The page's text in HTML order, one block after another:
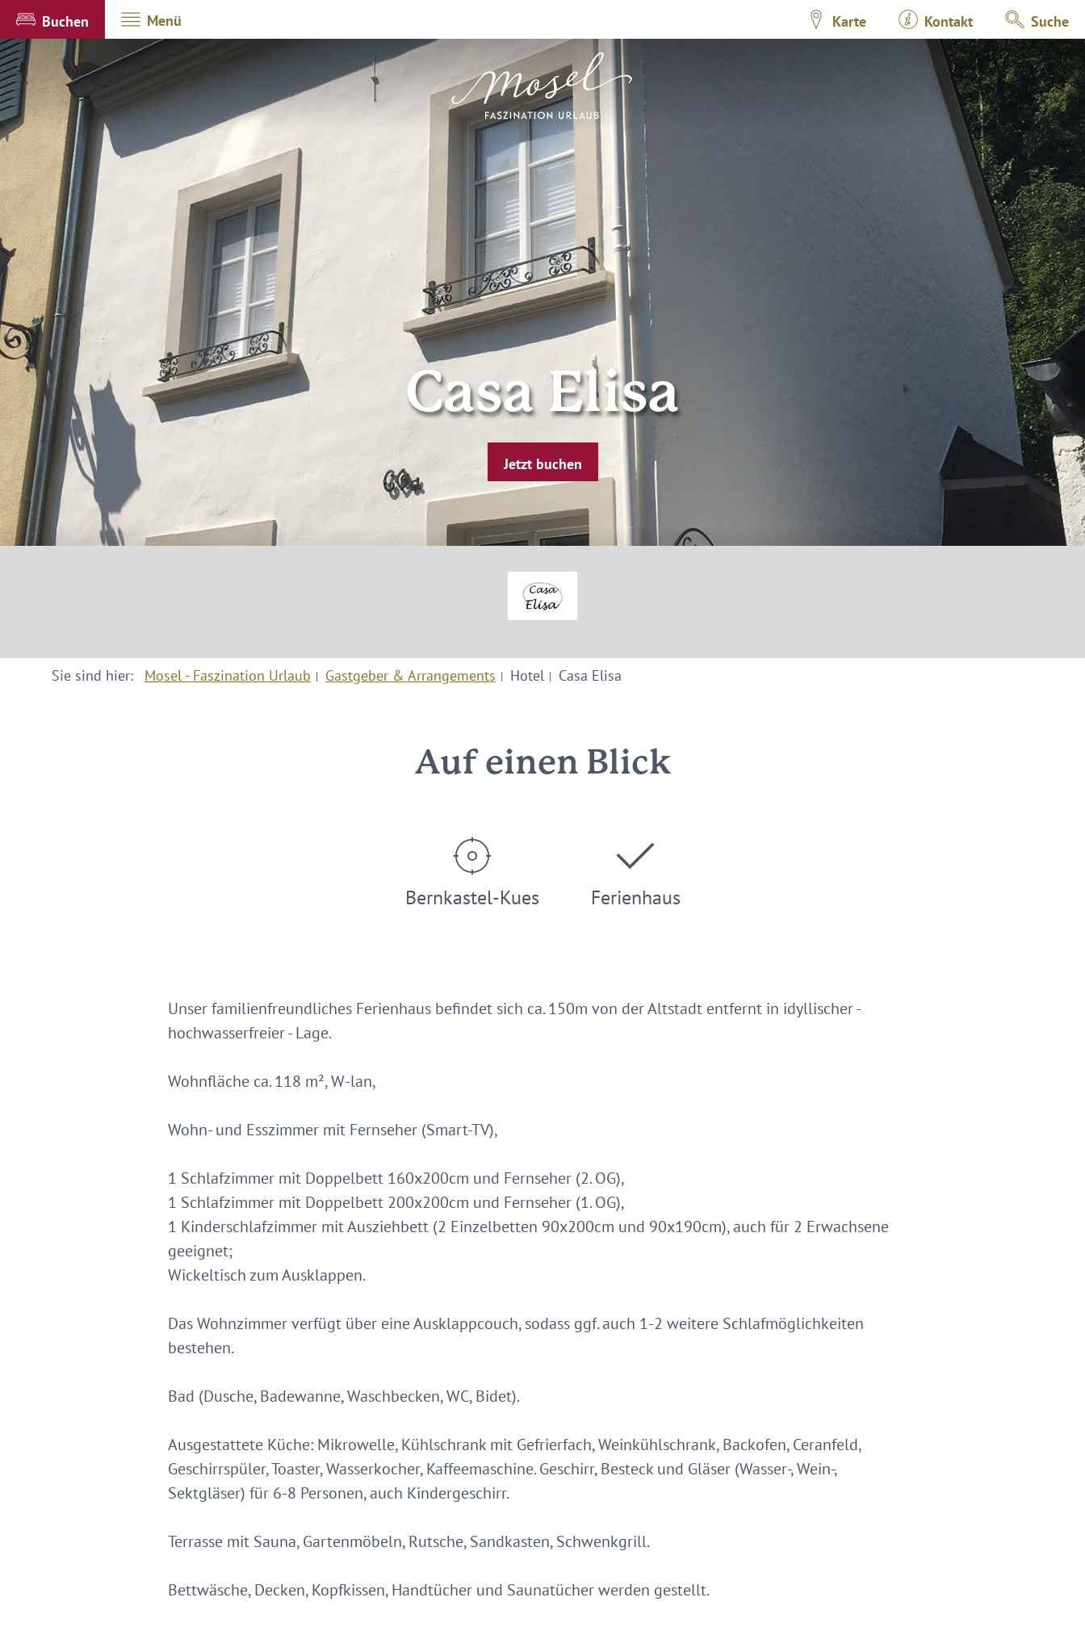
Buchen Menü Karte Kontakt Suche
Casa Elisa
Jetzt buchen
Sie sind hier: Mosel - Faszination Urlaub Gastgeber & Arrangements Hotel Casa Elisa
Auf einen Blick
Bernkastel-Kues Ferienhaus
Unser familienfreundliches Ferienhaus befindet sich ca. 150m von der Altstadt entfernt in idyllischer -
hochwasserfreier - Lage.
Wohnfläche ca. 118 m², W-lan,
Wohn- und Esszimmer mit Fernseher (Smart-TV),
1 Schlafzimmer mit Doppelbett 160x200cm und Fernseher (2. OG),
1 Schlafzimmer mit Doppelbett 200x200cm und Fernseher (1. OG),
1 Kinderschlafzimmer mit Ausziehbett (2 Einzelbetten 90x200cm und 90x190cm), auch für 2 Erwachsene
geeignet;
Wickeltisch zum Ausklappen.
Das Wohnzimmer verfügt über eine Ausklappcouch, sodass ggf. auch 1-2 weitere Schlafmöglichkeiten
bestehen.
Bad (Dusche, Badewanne, Waschbecken, WC, Bidet).
Ausgestattete Küche: Mikrowelle, Kühlschrank mit Gefrierfach, Weinkühlschrank, Backofen, Ceranfeld,
Geschirrspüler, Toaster, Wasserkocher, Kaffeemaschine. Geschirr, Besteck und Gläser (Wasser-, Wein-,
Sektgläser) für 6-8 Personen, auch Kindergeschirr.
Terrasse mit Sauna, Gartenmöbeln, Rutsche, Sandkasten, Schwenkgrill.
Bettwäsche, Decken, Kopfkissen, Handtücher und Saunatücher werden gestellt.